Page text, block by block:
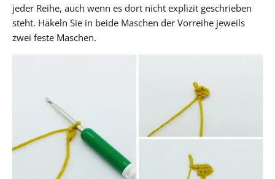
jeder Reihe, auch wenn es dort nicht explizit geschrieben
steht. Häkeln Sie in beide Maschen der Vorreihe jeweils
zwei feste Maschen.